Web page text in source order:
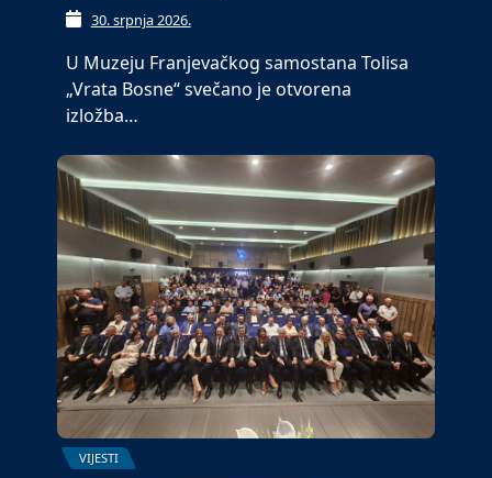
30. srpnja 2026.
U Muzeju Franjevačkog samostana Tolisa
„Vrata Bosne“ svečano je otvorena
izložba…
VIJESTI